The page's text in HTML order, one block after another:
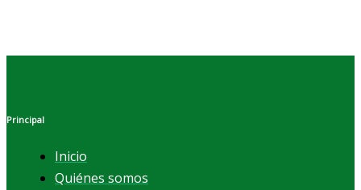
Principal
Inicio
Quiénes somos